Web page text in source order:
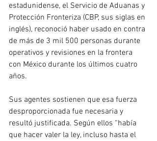
estadunidense, el Servicio de Aduanas y
Protección Fronteriza (CBP, sus siglas en
inglés), reconoció haber usado en contra
de más de 3 mil 500 personas durante
operativos y revisiones en la frontera
con México durante los últimos cuatro
años.
Sus agentes sostienen que esa fuerza
desproporcionada fue necesaria y
resultó justificada. Según ellos “había
que hacer valer la ley, incluso hasta el